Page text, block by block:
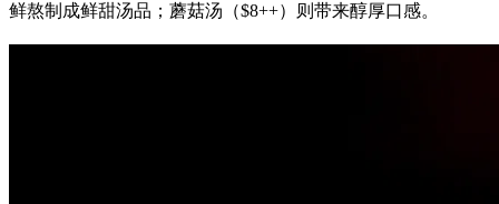
鲜熬制成鲜甜汤品；蘑菇汤（$8++）则带来醇厚口感。